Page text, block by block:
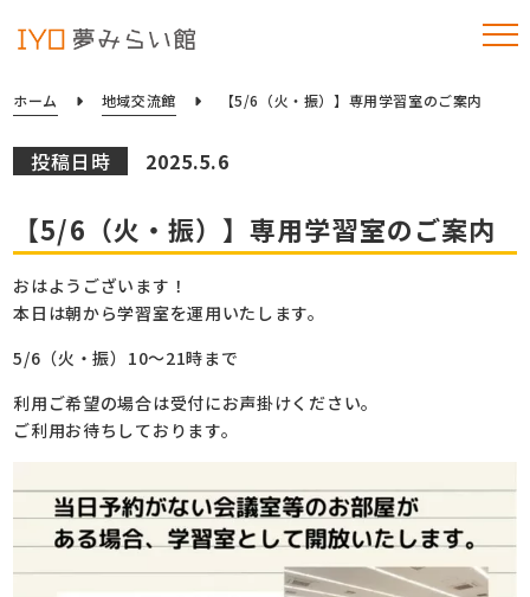
ホーム 地域交流館 【5/6（火・振）】専用学習室のご案内
投稿日時 2025.5.6
【5/6（火・振）】専用学習室のご案内
おはようございます！
本日は朝から学習室を運用いたします。
5/6（火・振）10～21時まで
利用ご希望の場合は受付にお声掛けください。
ご利用お待ちしております。